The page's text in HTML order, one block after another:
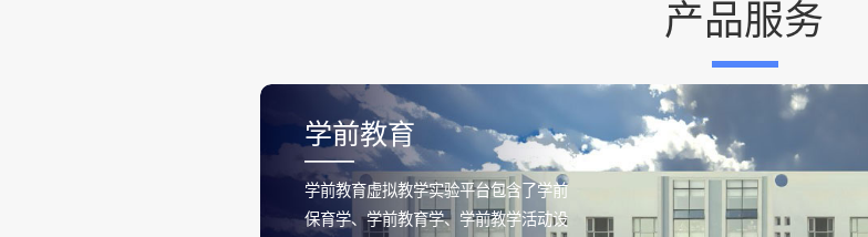
产品服务
学前教育
——
学前教育虚拟教学实验平台包含了学前
保育学、学前教育学、学前教学活动设